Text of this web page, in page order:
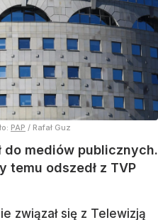
PAP / Rafał Guz
do mediów publicznych.
temu odszedł z TVP
związał się z Telewizją